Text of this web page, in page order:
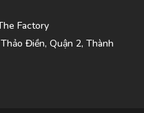
Factory
Điền, Quận 2, Thành